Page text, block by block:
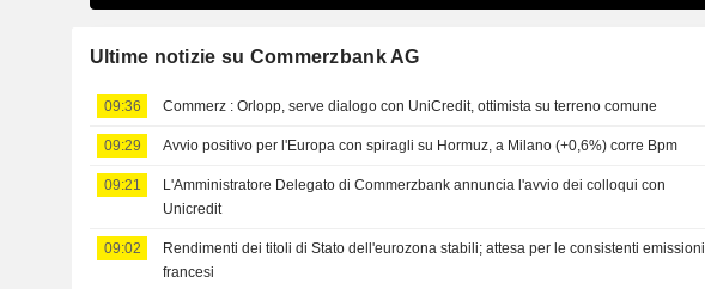
Ultime notizie su Commerzbank AG
09:36 Commerz : Orlopp, serve dialogo con UniCredit, ottimista su terreno comune
09:29 Avvio positivo per l'Europa con spiragli su Hormuz, a Milano (+0,6%) corre Bpm
09:21
L'Amministratore Delegato di Commerzbank annuncia l'avvio dei colloqui con
Unicredit
09:02
Rendimenti dei titoli di Stato dell'eurozona stabili; attesa per le consistenti emissioni
francesi